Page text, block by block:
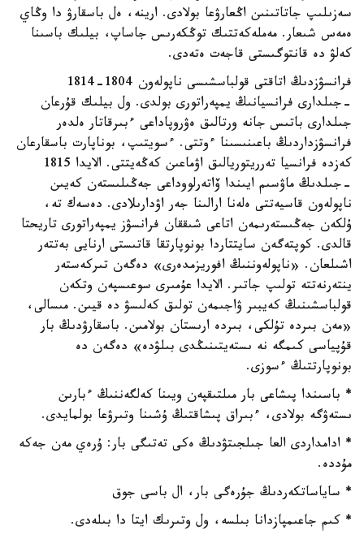
سەزىلىپ جاتاتىنىن اڭعارۋعا بولادى. ارينە، ەل باسقارۋ دا وڭاي
ەمەس شىعار. مەملەكەتتىك توڭكەرىس جاساپ، بيلىك باسىنا
كەلۋ دە قانتوگىستى قاجەت ەتەدى.
فرانسۋزدىڭ اتاقتى قولباسشىسى ناپولەون 1804-1814
-جىلدارى فرانسيانىڭ يمپەراتورى بولدى. ول بيلىك قۇرعان
جىلدارى باتىس جانە ورتالىق ەۋروپاداعى ءبىرقاتار ەلدەر
فرانسۋزداردىڭ باعىنىسىنا ءوتتى. ءسويتىپ، بوناپارت باسقارعان
كەزدە فرانسيا تەرريتوريالىق اۋماعىن كەڭەيتتى. الايدا 1815
-جىلدىڭ ماۋسىم ايىندا ۆاتەرلووداعى جەڭىلىستەن كەيىن
ناپولەون قاسيەتتى ەلەنا ارالىنا جەر اۋدارىلادى. دەسەك تە،
ۇلكەن جەڭىستەرىمەن اتاعى شىققان فرانسۋز يمپەراتورى تاريحتا
قالدى. كوپتەگەن سايتتاردا بونوپارتقا قاتىستى ارنايى بەتتەر
اشىلعان. «ناپولەوننىڭ افوريزمدەرى» دەگەن تىركەستەر
ينتەرنەتتە تولىپ جاتىر. الايدا عۇمىرى سوعىسپەن وتكەن
قولباسشىنىڭ كەيبىر ۋاجىمەن تولىق كەلىسۋ دە قيىن. مىسالى،
«مەن بىردە تۇلكى، بىردە ارىستان بولامىن. باسقارۋدىڭ بار
قۇپياسى كىمگە نە ىستەيتىنىڭدى بىلۋدە» دەگەن دە
بونوپارتتىڭ ءسوزى.
* باسىندا پىشاعى بار مىلتىقپەن ويىنا كەلگەننىڭ ءبارىن
ىستەۋگە بولادى، ءبىراق پىشاقتىڭ ۇشىنا وتىرۋعا بولمايدى.
* ادامداردى العا جىلجىتۋدىڭ ەكى تەتىگى بار: ۇرەي مەن جەكە
مۇددە.
* ساياساتكەردىڭ جۇرەگى بار، ال باسى جوق
* كىم جاعىمپازدانا بىلسە، ول وتىرىك ايتا دا بىلەدى.